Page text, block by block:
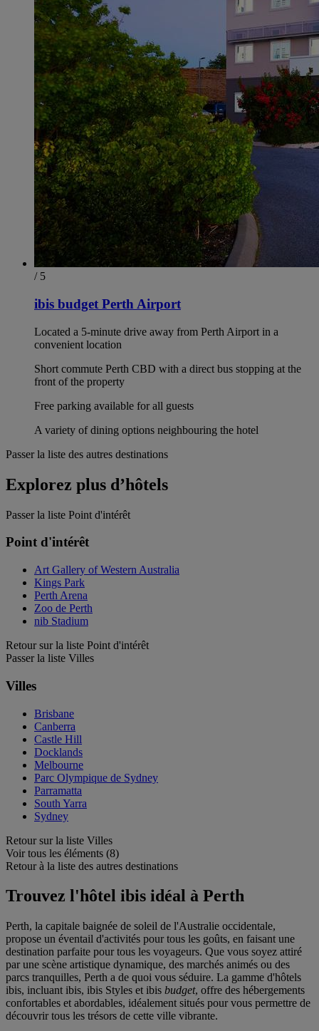
/ 5
ibis budget Perth Airport
Located a 5-minute drive away from Perth Airport in a
convenient location
Short commute Perth CBD with a direct bus stopping at the
front of the property
Free parking available for all guests
A variety of dining options neighbouring the hotel
Passer la liste des autres destinations
Explorez plus d’hôtels
Passer la liste Point d'intérêt
Point d'intérêt
Art Gallery of Western Australia
Kings Park
Perth Arena
Zoo de Perth
nib Stadium
Retour sur la liste Point d'intérêt
Passer la liste Villes
Villes
Brisbane
Canberra
Castle Hill
Docklands
Melbourne
Parc Olympique de Sydney
Parramatta
South Yarra
Sydney
Retour sur la liste Villes
Voir tous les éléments (8)
Retour à la liste des autres destinations
Trouvez l'hôtel ibis idéal à Perth
Perth, la capitale baignée de soleil de l'Australie occidentale,
propose un éventail d'activités pour tous les goûts, en faisant une
destination parfaite pour tous les voyageurs. Que vous soyez attiré
par une scène artistique dynamique, des marchés animés ou des
parcs tranquilles, Perth a de quoi vous séduire. La gamme d'hôtels
ibis, incluant ibis, ibis Styles et ibis budget, offre des hébergements
confortables et abordables, idéalement situés pour vous permettre de
découvrir tous les trésors de cette ville vibrante.